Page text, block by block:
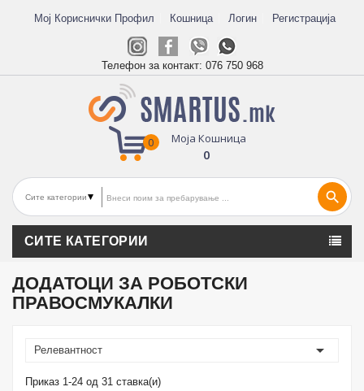
Мој Кориснички Профил Кошница Логин Регистрација
Телефон за контакт: 076 750 968
Моја Кошница
0
0
search
СИТЕ КАТЕГОРИИ
ДОДАТОЦИ ЗА РОБОТСКИ
ПРАВОСМУКАЛКИ
Релевантност 
Приказ 1-24 од 31 ставка(и)